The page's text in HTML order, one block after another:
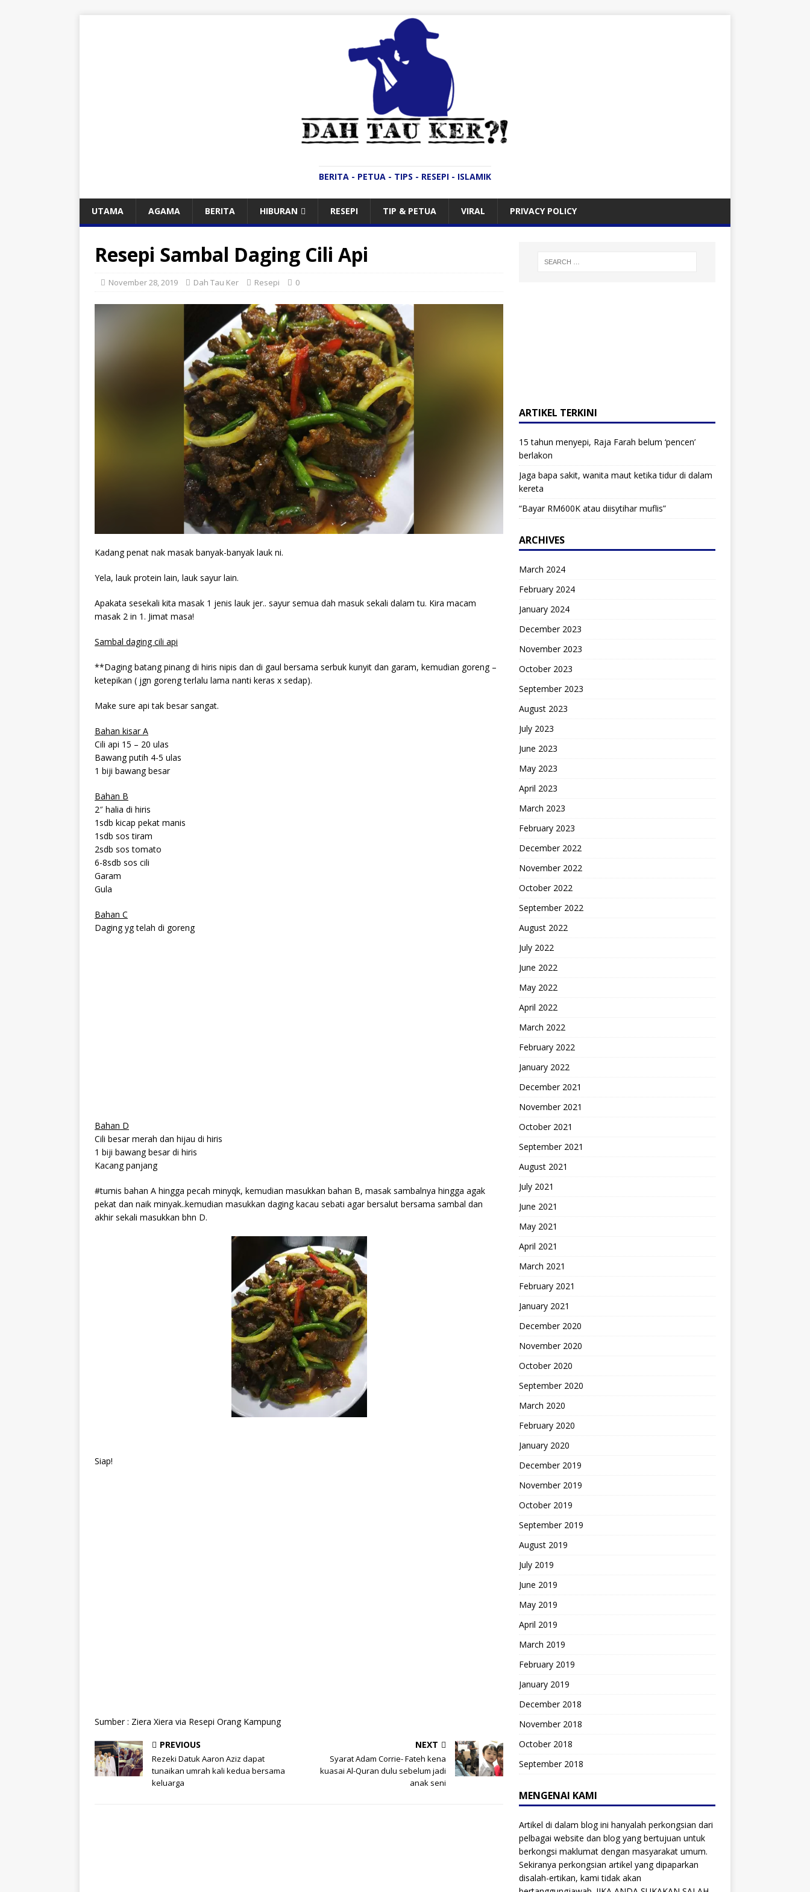
BERITA - PETUA - TIPS - RESEPI - ISLAMIK
UTAMA AGAMA BERITA HIBURAN RESEPI TIP & PETUA VIRAL PRIVACY POLICY
Resepi Sambal Daging Cili Api
November 28, 2019 Dah Tau Ker Resepi 0
Kadang penat nak masak banyak-banyak lauk ni.
Yela, lauk protein lain, lauk sayur lain.
Apakata sesekali kita masak 1 jenis lauk jer.. sayur semua dah masuk sekali dalam tu. Kira macam
masak 2 in 1. Jimat masa!
Sambal daging cili api
**Daging batang pinang di hiris nipis dan di gaul bersama serbuk kunyit dan garam, kemudian goreng –
ketepikan ( jgn goreng terlalu lama nanti keras x sedap).
Make sure api tak besar sangat.
Bahan kisar A
Cili api 15 – 20 ulas
Bawang putih 4-5 ulas
1 biji bawang besar
Bahan B
2″ halia di hiris
1sdb kicap pekat manis
1sdb sos tiram
2sdb sos tomato
6-8sdb sos cili
Garam
Gula
Bahan C
Daging yg telah di goreng
Bahan D
Cili besar merah dan hijau di hiris
1 biji bawang besar di hiris
Kacang panjang
#tumis bahan A hingga pecah minyqk, kemudian masukkan bahan B, masak sambalnya hingga agak
pekat dan naik minyak..kemudian masukkan daging kacau sebati agar bersalut bersama sambal dan
akhir sekali masukkan bhn D.
Siap!
Sumber : Ziera Xiera‎ via Resepi Orang Kampung
PREVIOUS
Rezeki Datuk Aaron Aziz dapat
tunaikan umrah kali kedua bersama
keluarga
NEXT
Syarat Adam Corrie- Fateh kena
kuasai Al-Quran dulu sebelum jadi
anak seni
ARTIKEL TERKINI
15 tahun menyepi, Raja Farah belum ‘pencen’
berlakon
Jaga bapa sakit, wanita maut ketika tidur di dalam
kereta
“Bayar RM600K atau diisytihar muflis”
ARCHIVES
March 2024
February 2024
January 2024
December 2023
November 2023
October 2023
September 2023
August 2023
July 2023
June 2023
May 2023
April 2023
March 2023
February 2023
December 2022
November 2022
October 2022
September 2022
August 2022
July 2022
June 2022
May 2022
April 2022
March 2022
February 2022
January 2022
December 2021
November 2021
October 2021
September 2021
August 2021
July 2021
June 2021
May 2021
April 2021
March 2021
February 2021
January 2021
December 2020
November 2020
October 2020
September 2020
March 2020
February 2020
January 2020
December 2019
November 2019
October 2019
September 2019
August 2019
July 2019
June 2019
May 2019
April 2019
March 2019
February 2019
January 2019
December 2018
November 2018
October 2018
September 2018
MENGENAI KAMI
Artikel di dalam blog ini hanyalah perkongsian dari
pelbagai website dan blog yang bertujuan untuk
berkongsi maklumat dengan masyarakat umum.
Sekiranya perkongsian artikel yang dipaparkan
disalah-ertikan, kami tidak akan